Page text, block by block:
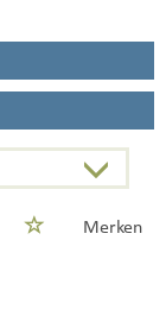
Merken